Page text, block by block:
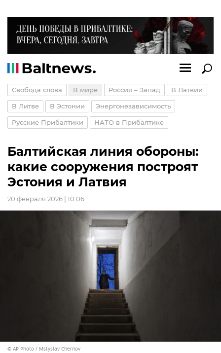
Свобода слова В мире Россия – Запад В Латвии
В Литве В Эстонии Энергонезависимость
Русские Прибалтики НАТО в Прибалтике
Балтийская линия обороны:
какие сооружения построят
Эстония и Латвия
20 февраля 2026 | 10:06
© AP Photo / Mstyslav Chernov